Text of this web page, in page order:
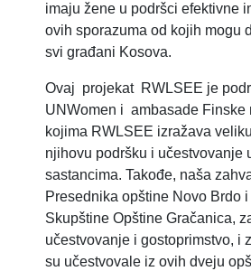
imaju žene u podršci efektivne
ovih sporazuma od kojih mogu
svi građani Kosova.
Ovaj projekat RWLSEE je
UNWomen i ambasade Finske
kojima RWLSEE izražava
njihovu podršku i učestvovanje
sastancima. Takođe, naša
Presednika opštine Novo Brdo
Skupštine Opštine Gračanica,
učestvovanje i gostoprimstvo, i
su učestvovale iz ovih dveju